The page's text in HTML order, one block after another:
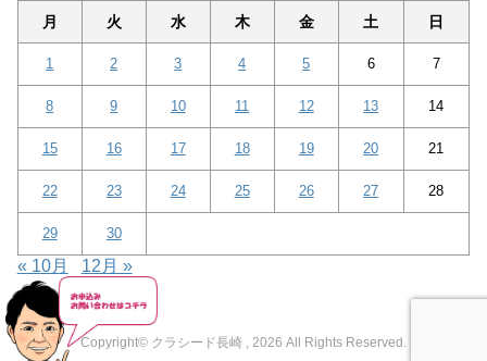
月 火 水 木 金 土 日
1 2 3 4 5 6 7
8 9 10 11 12 13 14
15 16 17 18 19 20 21
22 23 24 25 26 27 28
29 30
« 10月 12月 »
Copyright© クラシード長崎 , 2026 All Rights Reserved.